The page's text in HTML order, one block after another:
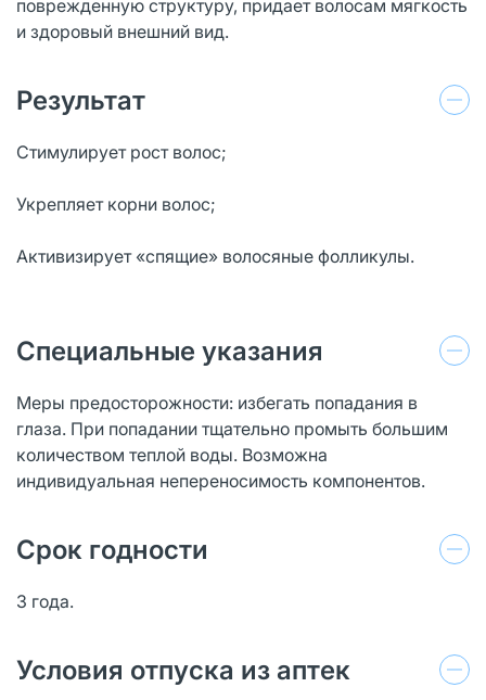
поврежденную структуру, придает волосам мягкость
и здоровый внешний вид.
Результат
Стимулирует рост волос;
Укрепляет корни волос;
Активизирует «спящие» волосяные фолликулы.
Специальные указания
Меры предосторожности: избегать попадания в
глаза. При попадании тщательно промыть большим
количеством теплой воды. Возможна
индивидуальная непереносимость компонентов.
Срок годности
3 года.
Условия отпуска из аптек